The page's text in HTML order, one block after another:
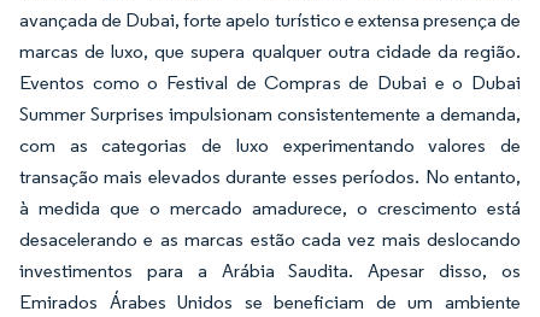
avançada de Dubai, forte apelo turístico e extensa presença de
marcas de luxo, que supera qualquer outra cidade da região.
Eventos como o Festival de Compras de Dubai e o Dubai
Summer Surprises impulsionam consistentemente a demanda,
com as categorias de luxo experimentando valores de
transação mais elevados durante esses períodos. No entanto,
à medida que o mercado amadurece, o crescimento está
desacelerando e as marcas estão cada vez mais deslocando
investimentos para a Arábia Saudita. Apesar disso, os
Emirados Árabes Unidos se beneficiam de um ambiente